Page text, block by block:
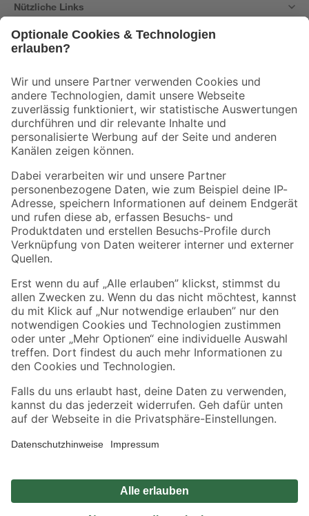
Nützliche Links
Der toom Newsletter: Keine Angebote und Aktionen mehr verpassen!
Zur Newsletter Anmeldung
Folge uns
Zahlungsarten Versandarten
Sicher einkaufen
Jetzt die toom-App herunterladen
Alle Preisangaben in EUR inkl. gesetzl. MwSt.. Die dargestellten Angebote sind unter
Umständen nicht in allen Märkten verfügbar. Die angegebenen Verfügbarkeiten beziehen
Produkte nur solange der Vorrat reicht.
*Paketversand ab 59 € versandkostenfrei, gilt nicht für Artikel mit Speditionsversand, hier
Privatsphäre Impressum
Nutzungsbedingungen
Widerrufsrecht
Vertrag widerrufen